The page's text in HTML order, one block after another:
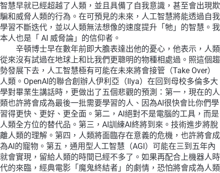
智慧早就已經超越了人類，並且具備了自我意識，甚至會出現欺
騙和威脅人類的行為。在可預見的未來，人工智慧將能透過自我
學習不斷迭代，並以人類無法想像的速度提升「牠」的智慧。我
本人也是「 AI 威脅論」的信仰者。
辛頓博士早在數年前即大膽表達出他的憂心，他表示，人類
從來沒有試過在地球上和比我們更聰明的物種相處過。照這個趨
勢發展下去，人工智慧極有可能在未來將會接管（Take Over）
人類。OpenAI的聯合創辦人伊利亞（Ilya）在回到母校多倫多大
學對畢業生講話時，更做出了五個悲觀的預測：第一，現在的人
類也許將會成為最後一批需要學習的人、因為AI很快會比你們學
習得更快、更好、更全面。第二，AI絕對不是電腦的工具，而是
人類全方位的替代品。第三，AI訓練AI終將到來。技術進步將脫
離人類的理解。第四，人類將面臨存在意義的危機，也許將會成
為AI的寵物。第五，通用型人工智慧（AGI）可能在三到五年內
就會實現，留給人類的時間已經不多了。如果再配合上機器人時
代的來臨，經典電影「魔鬼終結者」的劇情，恐怕將會成為人類